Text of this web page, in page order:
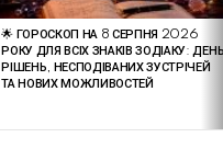
🌟 ГОРОСКОП НА 8 СЕРПНЯ 2026
РОКУ ДЛЯ ВСІХ ЗНАКІВ ЗОДІАКУ:
РІШЕНЬ, НЕСПОДІВАНИХ ЗУСТРІЧЕЙ
ТА НОВИХ МОЖЛИВОСТЕЙ